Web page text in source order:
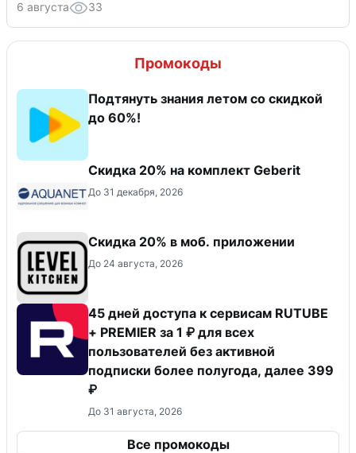
6 августа 33
Промокоды
Подтянуть знания летом со скидкой
до 60%!
Скидка 20% на комплект Geberit
До 31 декабря, 2026
Скидка 20% в моб. приложении
До 24 августа, 2026
45 дней доступа к сервисам RUTUBE
+ PREMIER за 1 ₽ для всех
пользователей без активной
подписки более полугода, далее 399
₽
До 31 августа, 2026
Все промокоды